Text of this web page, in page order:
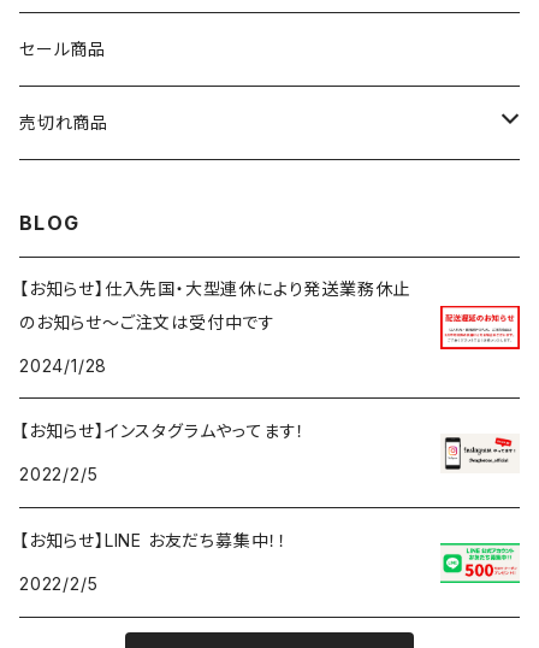
ニット・セーター
トレーナー・スウェット
ニット・セーター
ベスト・ジレ
ボトムス
トップス
アウター
4XL
トップス
セットアップ
ボトムス
5XL
アウター
セットアップ
ボトムス
アウター
ボトムス
セール商品
売切れ商品
BLOG
【お知らせ】仕入先国・大型連休により発送業務休止
のお知らせ～ご注文は受付中です
2024/1/28
【お知らせ】インスタグラムやってます！
2022/2/5
【お知らせ】LINE お友だち募集中！！
2022/2/5